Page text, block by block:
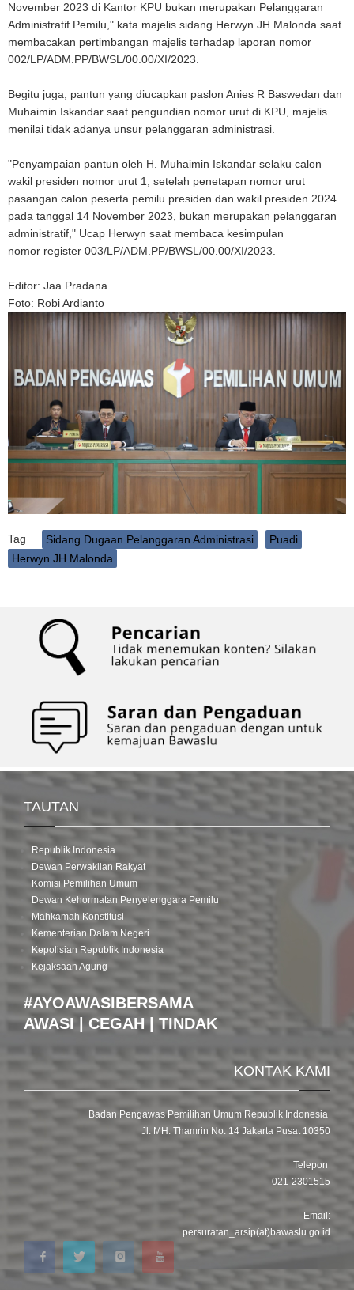
November 2023 di Kantor KPU bukan merupakan Pelanggaran
Administratif Pemilu," kata majelis sidang Herwyn JH Malonda saat
membacakan pertimbangan majelis terhadap laporan nomor
002/LP/ADM.PP/BWSL/00.00/XI/2023.
Begitu juga, pantun yang diucapkan paslon Anies R Baswedan dan
Muhaimin Iskandar saat pengundian nomor urut di KPU, majelis
menilai tidak adanya unsur pelanggaran administrasi.
"Penyampaian pantun oleh H. Muhaimin Iskandar selaku calon
wakil presiden nomor urut 1, setelah penetapan nomor urut
pasangan calon peserta pemilu presiden dan wakil presiden 2024
pada tanggal 14 November 2023, bukan merupakan pelanggaran
administratif," Ucap Herwyn saat membaca kesimpulan
nomor register 003/LP/ADM.PP/BWSL/00.00/XI/2023.
Editor: Jaa Pradana
Foto: Robi Ardianto
Tag Sidang Dugaan Pelanggaran Administrasi
Puadi
Herwyn JH Malonda
TAUTAN
Republik Indonesia
Dewan Perwakilan Rakyat
Komisi Pemilihan Umum
Dewan Kehormatan Penyelenggara Pemilu
Mahkamah Konstitusi
Kementerian Dalam Negeri
Kepolisian Republik Indonesia
Kejaksaan Agung
#AYOAWASIBERSAMA
AWASI | CEGAH | TINDAK
KONTAK KAMI
Badan Pengawas Pemilihan Umum Republik Indonesia
Jl. MH. Thamrin No. 14 Jakarta Pusat 10350
Telepon
021-2301515
Email:
persuratan_arsip(at)bawaslu.go.id